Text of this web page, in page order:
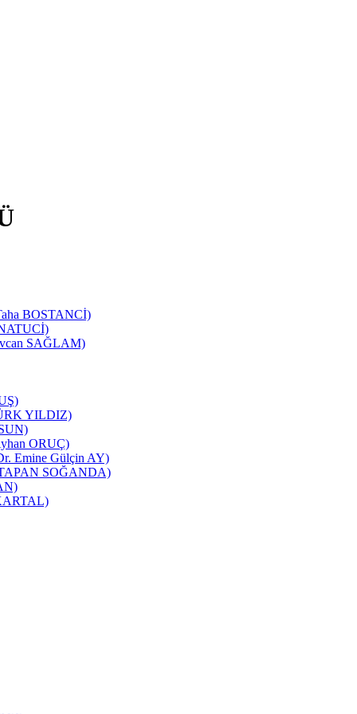
BOSTANCİ)
SAĞLAM)
YILDIZ)
ORUÇ)
Emine Gülçin AY)
TAPAN SOĞANDA)